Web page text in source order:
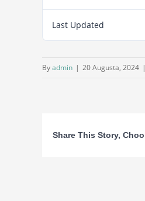
Last Updated
Byadmin | 20 Augusta, 2024 |
Share This Story,